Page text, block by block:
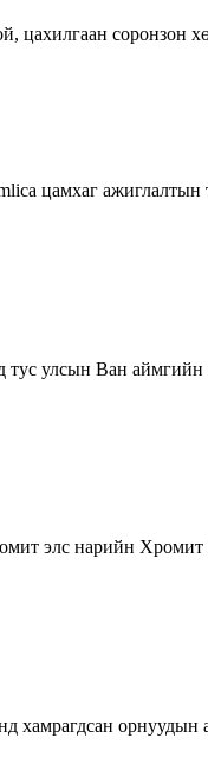
цахилгаан соронзон
цамхаг
улсын Ван
элс нарийн
хамрагдсан